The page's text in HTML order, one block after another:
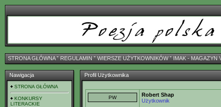
STRONA GŁÓWNAˇ REGULAMIN ˇ WIERSZE UŻYTKOWNIKÓWˇ IMAK - MAGAZYN
Nawigacja
STRONA GŁÓWNA
KONKURSY
LITERACKIE
Profil Użytkownika
Robert Shap
Użytkownik